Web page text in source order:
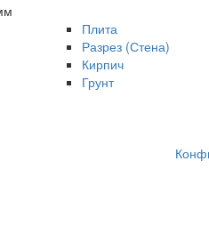
Плита
Разрез (Стена)
Кирпич
Грунт